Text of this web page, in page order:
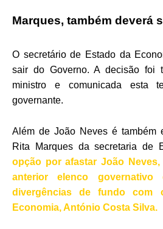
Marques, também deverá
O secretário de Estado da
sair do Governo. A decisão foi
ministro e comunicada esta
governante.
Além de João Neves é também
Rita Marques da secretaria de
opção por afastar João
anterior elenco
divergências de fundo com
Economia, António Costa Silva.